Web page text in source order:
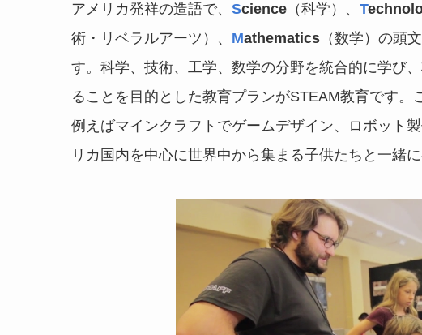
アメリカ発祥の造語で、 Science （科学）、 T
術・リベラルアーツ）、 Mathematics （数学）の頭
す。科学、技術、工学、数学の分野を統合的に学び
ることを目的とした教育プランがSTEAM教育です。
例えばマインクラフトでゲームデザイン、ロボット
リカ国内を中心に世界中から集まる子供たちと一緒